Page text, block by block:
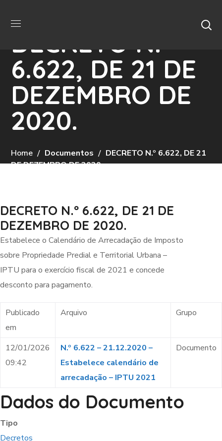
DECRETO N.º
6.622, DE 21 DE
DEZEMBRO DE
2020.
Home Documentos
DECRETO N.º 6.622, DE 21
DE DEZEMBRO DE 2020.
DECRETO N.º 6.622, DE 21 DE
DEZEMBRO DE 2020.
Estabelece o Calendário de Arrecadação de Imposto
sobre Propriedade Predial e Territorial Urbana –
IPTU para o exercício fiscal de 2021 e concede
desconto para pagamento.
Publicado
em
Arquivo Grupo
12/01/2026
09:42
N.º 6.622 – 21.12.2020 –
Estabelece calendário de
arrecadação – IPTU 2021
Documento
Dados do Documento
Tipo
Decretos